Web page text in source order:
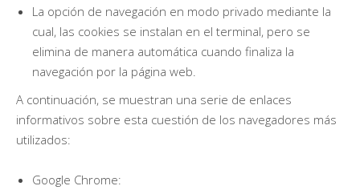
La opción de navegación en modo privado mediante la
cual, las cookies se instalan en el terminal, pero se
elimina de manera automática cuando finaliza la
navegación por la página web.
A continuación, se muestran una serie de enlaces
informativos sobre esta cuestión de los navegadores más
utilizados:
Google Chrome: